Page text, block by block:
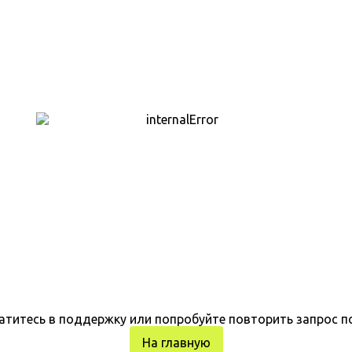
в поддержку или попробуйте повторить запрос
На главную